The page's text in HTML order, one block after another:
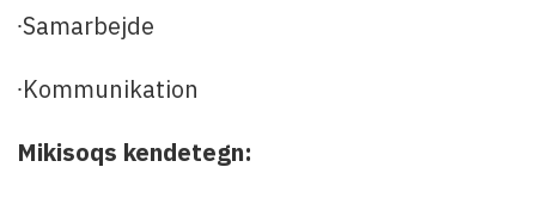
∙Samarbejde
∙Kommunikation
Mikisoqs kendetegn: